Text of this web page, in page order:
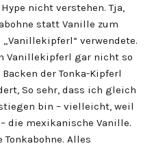
nicht verstehen. Tja,
statt Vanille zum
verwendete.
Vanillekipferl gar nicht so
der Tonka-Kipferl
So sehr, dass ich gleich
bin – vielleicht, weil
die mexikanische Vanille.
Alles